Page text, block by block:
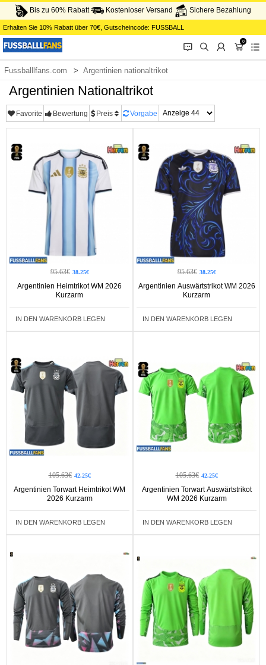
Bis zu 60% Rabatt Kostenloser Versand Sichere Bezahlung
Erhalten Sie 10% Rabatt über 70€ , Gutscheincode: FUSSBALL
󰂱 󰂨 󰃳
0
󰃦 󰃖
Fussballlfans.com Argentinien nationaltrikot
Argentinien Nationaltrikot
Favorite Bewertung Preis Vorgabe
95.63€ 38.25€
Argentinien Heimtrikot WM 2026
Kurzarm
IN DEN WARENKORB LEGEN
95.63€ 38.25€
Argentinien Auswärtstrikot WM 2026
Kurzarm
IN DEN WARENKORB LEGEN
105.63€ 42.25€
Argentinien Torwart Heimtrikot WM
2026 Kurzarm
IN DEN WARENKORB LEGEN
105.63€ 42.25€
Argentinien Torwart Auswärtstrikot
WM 2026 Kurzarm
IN DEN WARENKORB LEGEN